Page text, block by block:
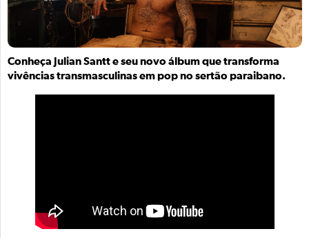
Conheça Julian Santt e seu novo álbum que transforma
vivências transmasculinas em pop no sertão paraibano.